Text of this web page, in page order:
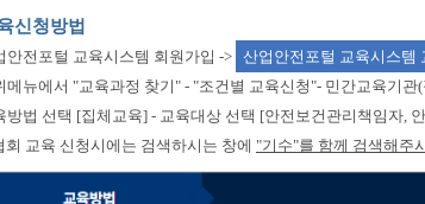
신청방법
안전포털 교육시스템 회원가입 -> 산업안전포털 교육시스템
메뉴에서 "교육과정 찾기" - "조건별 교육신청"- 민간교육기
방법 선택 [집체교육] - 교육대상 선택 [안전보건관리책임자,
회 교육 신청시에는 검색하시는 창에 "기수"를 함께 검색해주